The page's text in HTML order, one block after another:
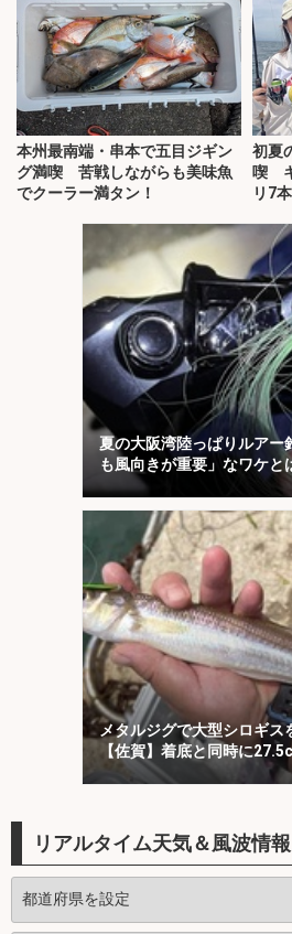
本州最南端・串本で五目ジギン
グ満喫 苦戦しながらも美味魚
でクーラー満タン！
初夏
喫
リ7
夏の大阪湾陸っぱりルアー
も風向きが重要」なワケと
メタルジグで大型シロギス
【佐賀】着底と同時に
ヒット！
リアルタイム天気＆風波情報